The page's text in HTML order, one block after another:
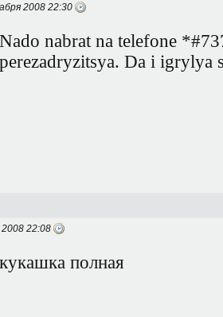
2008 22:30
Nado nabrat na telefone
perezadryzitsya. Da i igrylya
22:08
кукашка полная